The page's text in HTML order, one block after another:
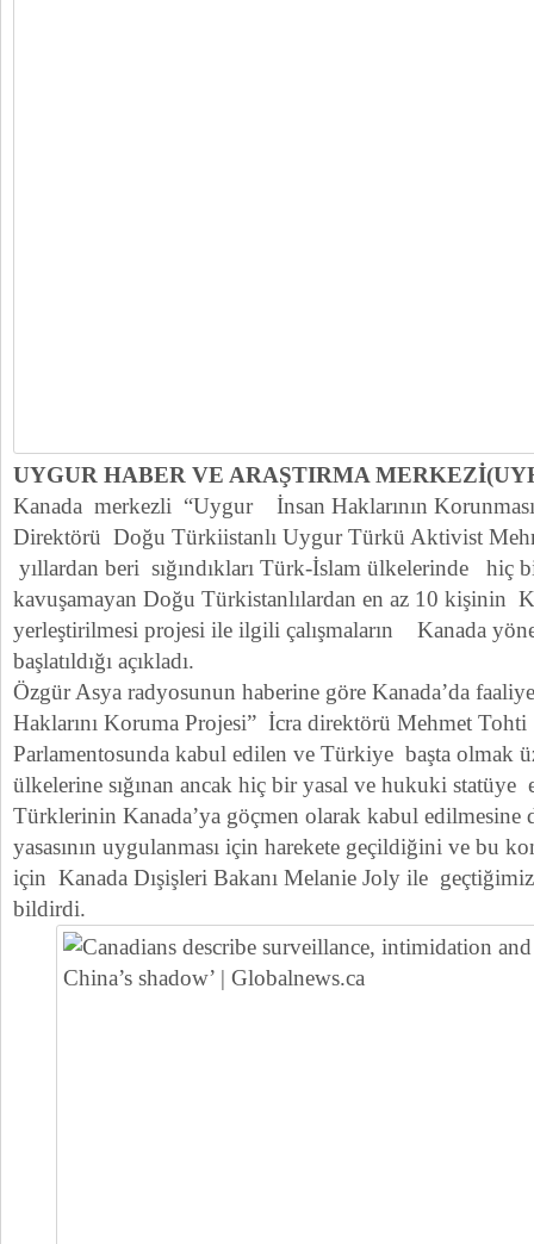
UYGUR HABER VE ARAŞTIRMA
Kanada merkezli “Uygur İnsan Haklarının
Direktörü Doğu Türkiistanlı Uygur Türkü Aktivist
yıllardan beri sığındıkları Türk-İslam ülkelerinde hiç
kavuşamayan Doğu Türkistanlılardan en az 10 kişinin
yerleştirilmesi projesi ile ilgili çalışmaların Kanada
başlatıldığı açıkladı.
Özgür Asya radyosunun haberine göre Kanada’da
Haklarını Koruma Projesi” İcra direktörü Mehmet
Parlamentosunda kabul edilen ve Türkiye başta olmak
ülkelerine sığınan ancak hiç bir yasal ve hukuki statüye
Türklerinin Kanada’ya göçmen olarak kabul
yasasının uygulanması için harekete geçildiğini ve bu
için Kanada Dışişleri Bakanı Melanie Joly ile
bildirdi.